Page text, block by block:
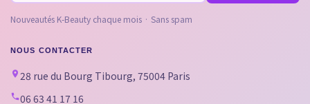
Nouveautés K-Beauty chaque mois · Sans spam
NOUS CONTACTER
28 rue du Bourg Tibourg, 75004 Paris
06 63 41 17 16